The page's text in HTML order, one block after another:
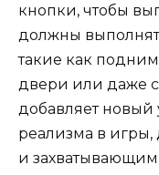
кнопки, чтобы
должны
такие как
двери или даже
добавляет новый
реализма в
и